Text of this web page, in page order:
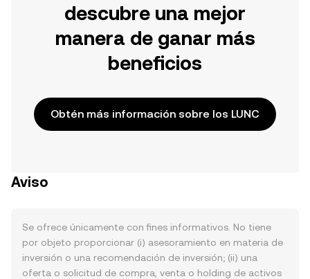
descubre una mejor
manera de ganar más
beneficios
Obtén más información sobre los LUNC
Aviso
Se ofrece únicamente con fines informativos. No tiene
por objeto proporcionar (i) asesoramiento en materia de
inversión o una recomendación de inversión; (ii) una
oferta o solicitud de compra, venta o holding de activos